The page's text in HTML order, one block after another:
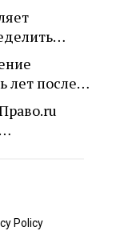
лет после…
Policy